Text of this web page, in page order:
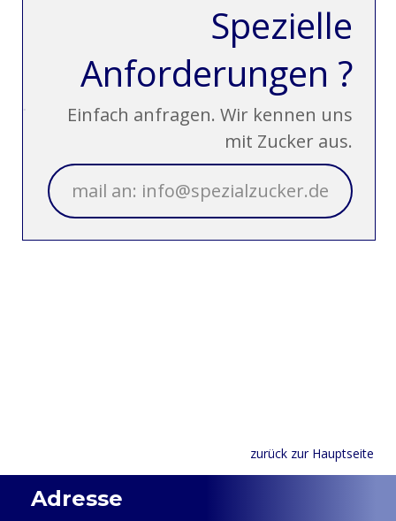
Spezielle
Anforderungen ?
Einfach anfragen. Wir kennen uns
mit Zucker aus.
mail an: info@spezialzucker.de
zurück zur Hauptseite
Adresse